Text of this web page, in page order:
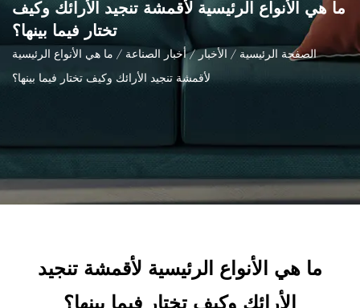
ما هي الأنواع الرئيسية لأقمشة تنجيد الأرائك وكيف
تختار فيما بينها؟
الصفحة الرئيسية / الأخبار /أخبار الصناعة / ما هي الأنواع الرئيسية
لأقمشة تنجيد الأرائك وكيف تختار فيما بينها؟
ما هي الأنواع الرئيسية لأقمشة تنجيد
الأرائك وكيف تختار فيما بينها؟